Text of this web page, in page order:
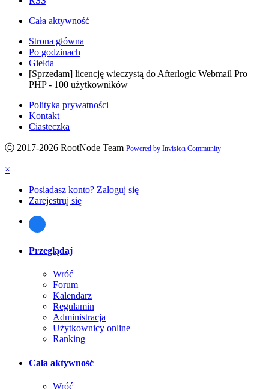
Cała aktywność
Strona główna
Po godzinach
Giełda
[Sprzedam] licencję wieczystą do Afterlogic Webmail Pro
PHP - 100 użytkowników
Polityka prywatności
Kontakt
Ciasteczka
ⓒ 2017-2026 RootNode Team Powered by Invision Community
×
Posiadasz konto? Zaloguj się
Zarejestruj się
Przeglądaj
Wróć
Forum
Kalendarz
Regulamin
Administracja
Użytkownicy online
Ranking
Cała aktywność
Wróć